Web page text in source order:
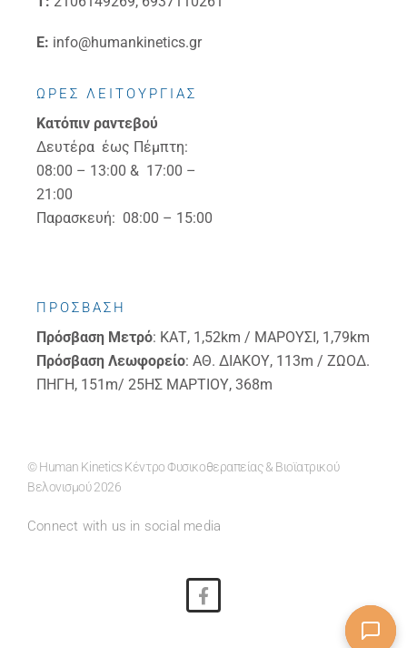
E: info@humankinetics.gr
ΩΡΕΣ ΛΕΙΤΟΥΡΓΙΑΣ
Κατόπιν ραντεβού
Δευτέρα έως Πέμπτη:
08:00 – 13:00 & 17:00 –
21:00
Παρασκευή: 08:00 – 15:00
ΠΡΟΣΒΑΣΗ
Πρόσβαση Μετρό: ΚΑΤ, 1,52km / ΜΑΡΟΥΣΙ, 1,79km
Πρόσβαση Λεωφορείο: ΑΘ. ΔΙΑΚΟΥ, 113m / ΖΩΟΔ.
ΠΗΓΗ, 151m/ 25ΗΣ ΜΑΡΤΙΟΥ, 368m
© Human Kinetics Κέντρο Φυσικοθεραπείας & Βιοϊατρικού
Βελονισμού 2026
Connect with us in social media